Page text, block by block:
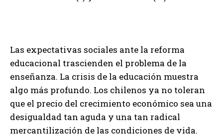
Las expectativas sociales ante la reforma
educacional trascienden el problema de la
enseñanza. La crisis de la educación muestra
algo más profundo. Los chilenos ya no toleran
que el precio del crecimiento económico sea una
desigualdad tan aguda y una tan radical
mercantilización de las condiciones de vida.